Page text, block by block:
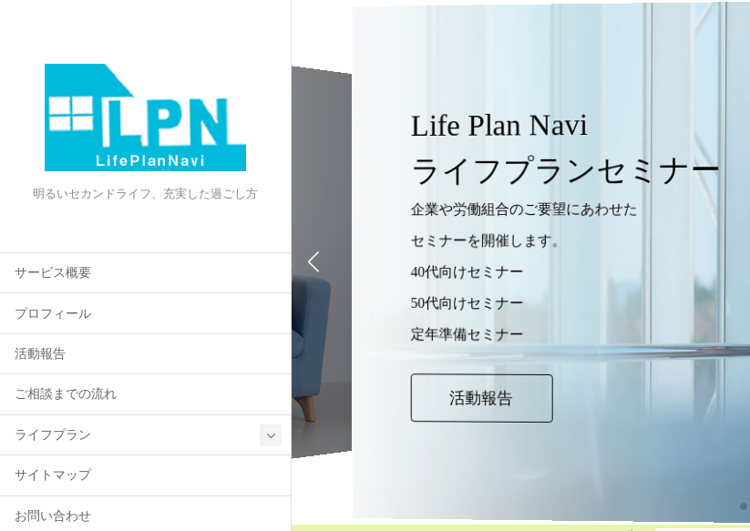
明るいセカンドライフ、充実した過ごし方
サービス概要
プロフィール
活動報告
ご相談までの流れ
ライフプラン
サイトマップ
お問い合わせ
Life Plan Navi
ライフプランセミナー
企業や労働組合のご要望にあわせた
セミナーを開催します。
40代向けセミナー
50代向けセミナー
定年準備セミナー
活動報告